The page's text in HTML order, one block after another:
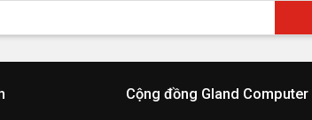
Cộng đồng Gland Computer